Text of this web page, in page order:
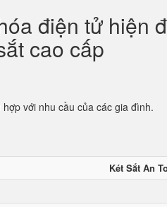
điện tử hiện
cao cấp
với nhu cầu của các gia đình.
Két Sắt An